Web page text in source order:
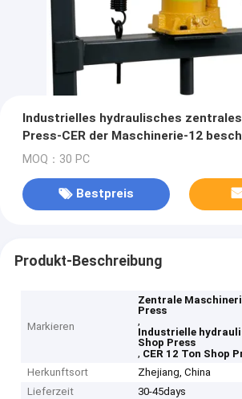
Industrielles hydraulisches
Press-CER der Maschinerie-12
MOQ：30 PC
Bestpreis
Produkt-Beschreibung
Markieren
Zentrale
Press
,
Industrielle
Shop Press
, CER 12 Ton Shop
Herkunftsort
Zhejiang, China
Lieferzeit
30-45days